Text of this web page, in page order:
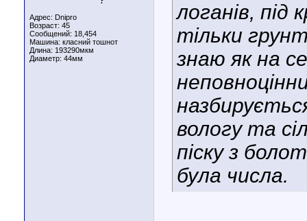
Адрес: Dnipro
Возраст: 45
Сообщений: 18,454
Машина: класний тошнот
Длина: 193290мкм
Диаметр: 44мм
логанів, під
тільки
знаю як на
вологу та
піску з
була числа.